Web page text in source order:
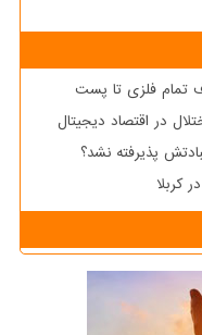
تمام فلزی تا پست
در اقتصاد دیجیتال
پذیرفته نشد؟
کربلا